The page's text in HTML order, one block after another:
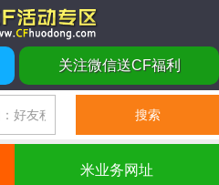
关注微信送CF福利
米业务网址